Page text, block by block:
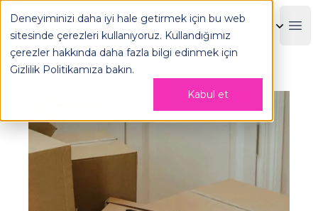
Deneyiminizi daha iyi hale getirmek için bu web
sitesinde çerezleri kullanıyoruz. Kullandığımız
çerezler hakkında daha fazla bilgi edinmek için
Gizlilik Politikamıza bakın.
Kabul et
OPLOG